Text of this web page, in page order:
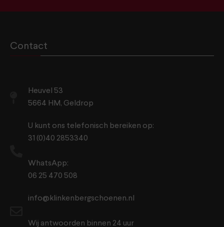
Contact
Heuvel 53
5664 HM, Geldrop
U kunt ons telefonisch bereiken op:
31 (0)40 2853340
WhatsApp:
06 25 470 508
info@klinkenbergschoenen.nl
Wij antwoorden binnen 24 uur